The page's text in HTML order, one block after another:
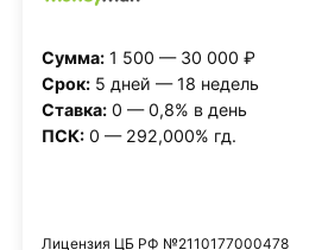
Сумма:1 500 — 30 000 ₽
Срок:5 дней — 18 недель
Ставка:0 — 0,8% в день
ПСК:0 — 292,000% гд.
Лицензия ЦБ РФ №2110177000478